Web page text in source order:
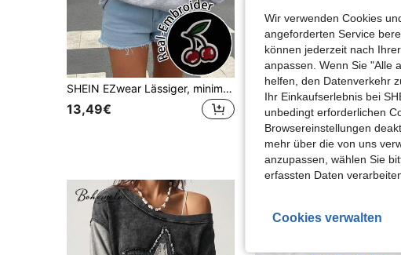
SHEIN EZwear Lässiger, minimalistischer, vielseitig kombinierbarer Kirsche 3D-Stickerei Allrounder, Strand-/Urlaubsoutfit, Damensommermode, hellgraue, locker sitzende, Off-Shoulder Damen-Lässig-Sweatshirts mit langen Ärmeln
13,49€
0,02€
15,35€ 15,37€
4-5 Werktage
Wir verwenden Cookies
angeforderten Service
können jederzeit nach
anpassen. Wenn Sie "Alle
helfen, den Datenverkehr
Ihr Einkaufserlebnis bei
unbedingt erforderlichen
Browsereinstellungen
mehr über die von uns
anzupassen, wählen Sie
erfassten Daten
Cookies verwalten